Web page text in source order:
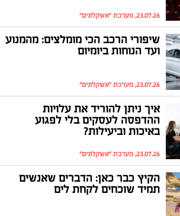
23.07.26, מערכת "אשקלונים"
שיפורי הרכב הכי מומלצים: מהמנוע
ועד הנוחות ביומיום
23.07.26, מערכת "אשקלונים"
איך ניתן להוריד את עלויות
ההדפסה לעסקים בלי לפגוע
באיכות וביעילות?
23.07.26, מערכת "אשקלונים"
הקיץ כבר כאן: הדברים שאנשים
תמיד שוכחים לקחת לים